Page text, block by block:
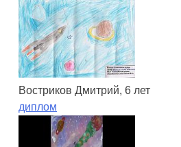
Востриков Дмитрий, 6 лет
диплом